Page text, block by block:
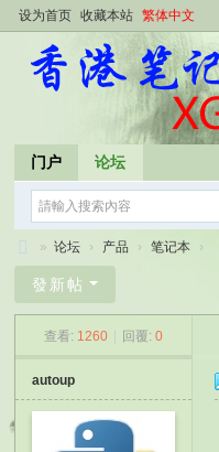
设为首页 收藏本站 繁体中文
门户 论坛
香
港
记
本
» 论坛 › 产品 › 笔记本 ›
發新帖
查看: 1260 回覆: 0
autoup